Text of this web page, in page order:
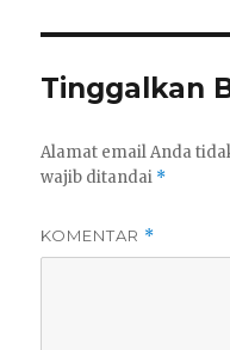
Tinggalkan
Alamat email Anda
wajib ditandai *
KOMENTAR *